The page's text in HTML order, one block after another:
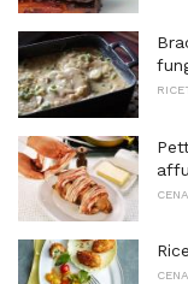
CENA
CENA